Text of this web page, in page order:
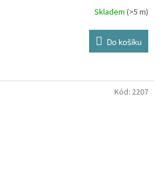
Skladem (>5 m)
Do košíku
Kód: 2207